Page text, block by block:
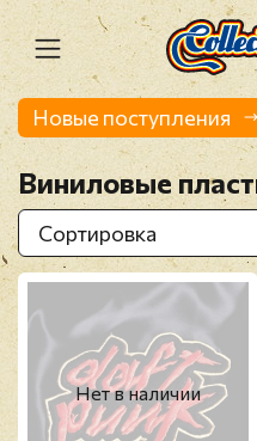
Новые поступления
Виниловые
Нет в наличии